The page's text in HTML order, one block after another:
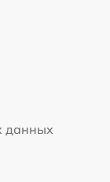
данных